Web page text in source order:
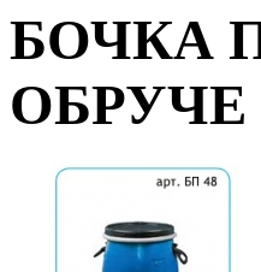
БОЧКА